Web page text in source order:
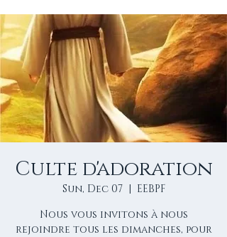
Culte d'adoration
Sun, Dec 07
  |
EEBPF
Nous vous invitons à nous
rejoindre tous les dimanches, pour